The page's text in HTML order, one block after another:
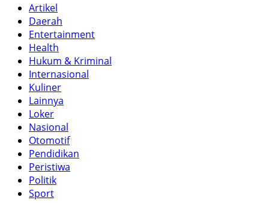
Artikel
Daerah
Entertainment
Health
Hukum & Kriminal
Internasional
Kuliner
Lainnya
Loker
Nasional
Otomotif
Pendidikan
Peristiwa
Politik
Sport